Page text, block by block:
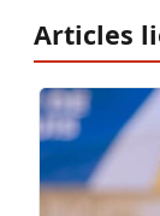
Articles